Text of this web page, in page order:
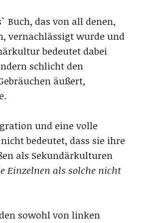
Buch, das von all denen,
vernachlässigt wurde und
bedeutet dabei
schlicht den
äußert,
und eine volle
bedeutet, dass sie ihre
als Sekundärkulturen
Einzelnen als solche nicht
sowohl von linken